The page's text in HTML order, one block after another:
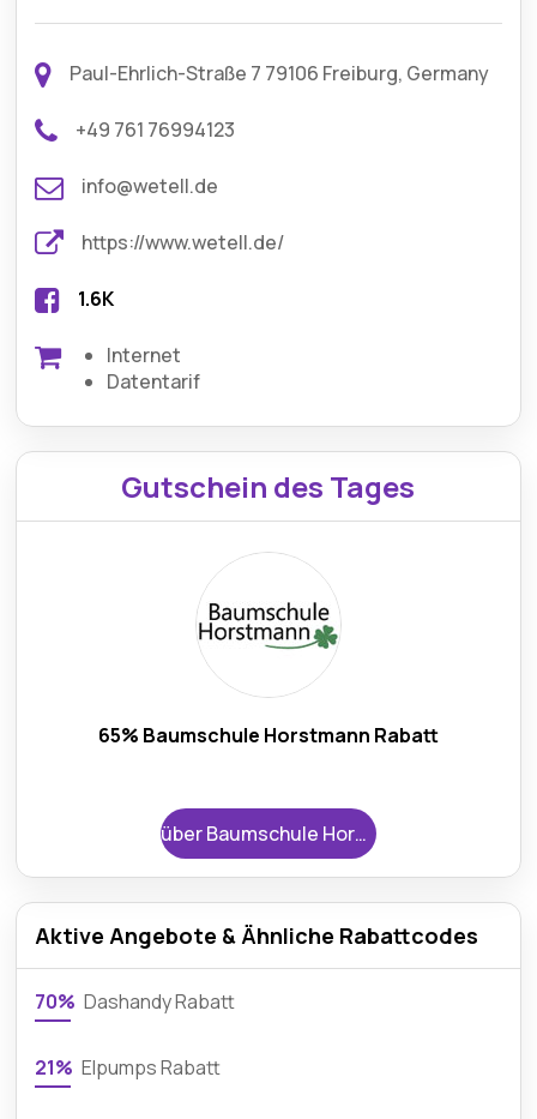
Paul-Ehrlich-Straße 7 79106 Freiburg, Germany
+49 761 76994123
info@wetell.de
https://www.wetell.de/
1.6K
Internet
Datentarif
Gutschein des Tages
65% Baumschule Horstmann Rabatt
über Baumschule Horstmann
Aktive Angebote & Ähnliche Rabattcodes
70% Dashandy Rabatt
21% Elpumps Rabatt